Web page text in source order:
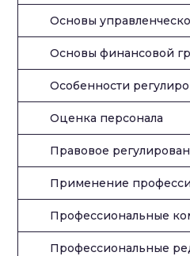
Основы
Основы финансовой
Особенности
Оценка персонала
Правовое
Применение
Профессиональные
Профессиональные